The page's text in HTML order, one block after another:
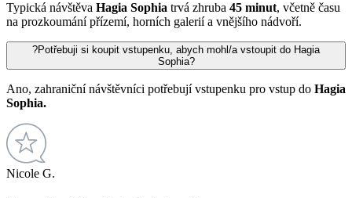
Typická návštěva Hagia Sophia trvá zhruba 45 minut, včetně času
na prozkoumání přízemí, horních galerií a vnějšího nádvoří.
?Potřebuji si koupit vstupenku, abych mohl/a vstoupit do Hagia
Sophia?
Ano, zahraniční návštěvníci potřebují vstupenku pro vstup do Hagia
Sophia.
Nicole G.